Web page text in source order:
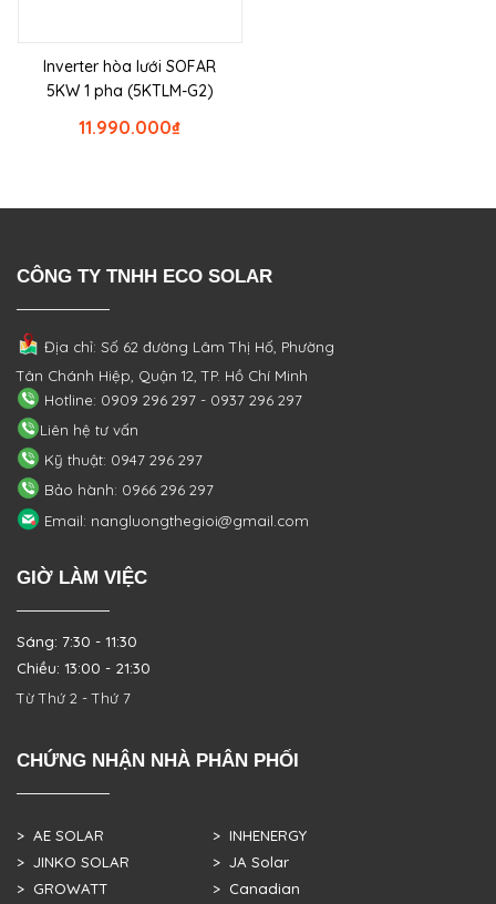
Inverter hòa lưới SOFAR
5KW 1 pha (5KTLM-G2)
₫
11.990.000
CÔNG TY TNHH ECO SOLAR
Địa chỉ: Số 62 đường Lâm Thị Hố, Phường
Tân Chánh Hiệp, Quận 12, TP. Hồ Chí Minh
Hotline: 0909 296 297 - 0937 296 297
Liên hệ tư vấn
Kỹ thuật: 0947 296 297
Bảo hành: 0966 296 297
Email: nangluongthegioi@gmail.com
GIỜ LÀM VIỆC
Sáng: 7:30 - 11:30
Chiều: 13:00 - 21:30
Từ Thứ 2 - Thứ 7
CHỨNG NHẬN NHÀ PHÂN PHỐI
> AE SOLAR
> JINKO SOLAR
> GROWATT
> INHENERGY
> JA Solar
> Canadian